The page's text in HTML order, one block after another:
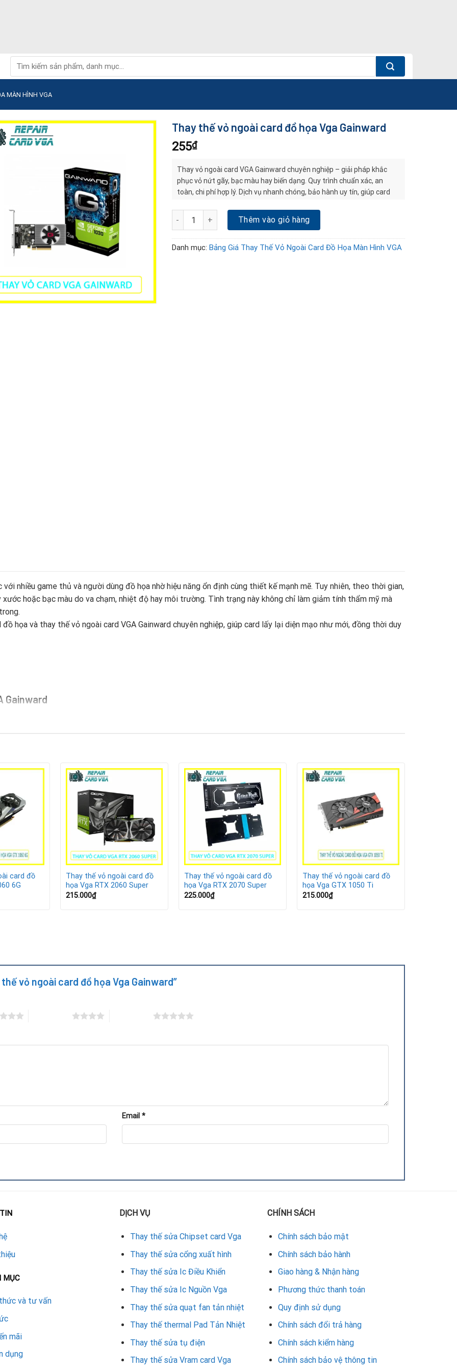
kiếm:
MÀN HÌNH VGA
Thay thế vỏ ngoài card đồ họa Vga Gainward
255₫
Thay vỏ ngoài card VGA Gainward chuyên nghiệp – giải pháp khắc
phục vỏ nứt gãy, bạc màu hay biến dạng. Quy trình chuẩn xác, an
toàn, chi phí hợp lý. Dịch vụ nhanh chóng, bảo hành uy tín, giúp card
Thay thế vỏ ngoài card đồ họa Vga Gainward số lượng
Thêm vào giỏ hàng
Danh mục: Bảng Giá Thay Thế Vỏ Ngoài Card Đồ Họa Màn Hình VGA
nhiều game thủ và người dùng đồ họa nhờ hiệu năng ổn định cùng thiết kế mạnh mẽ. Tuy nhiên, theo thời gian,
hoặc bạc màu do va chạm, nhiệt độ hay môi trường. Tình trạng này không chỉ làm giảm tính thẩm mỹ mà
họa và thay thế vỏ ngoài card VGA Gainward chuyên nghiệp, giúp card lấy lại diện mạo như mới, đồng thời duy
Gainward
màu của vỏ card.
nhiệt tốt hơn.
sử dụng.
Gainward
theo quy trình chuẩn, an toàn tuyệt đối cho thiết bị:
tình trạng vỏ.
thế phù hợp.
không gây hư hại.
bàn giao cho khách.
với VGA Gainward.
để đảm bảo an toàn.
hoạt động ổn định.
Gainward
– 700.000 VNĐ tùy theo loại vỏ thay thế và dòng card. Với những model cao cấp, giá có thể cao hơn do
tâm đều có chính sách bảo hành rõ ràng cho dịch vụ sửa card đồ họa này.
card đồ
6G
Thay thế vỏ ngoài card đồ
họa Vga RTX 2060 Super
215.000₫
Thay thế vỏ ngoài card đồ
họa Vga RTX 2070 Super
225.000₫
Thay thế vỏ ngoài card đồ
họa Vga GTX 1050 Ti
215.000₫
vỏ ngoài card đồ họa Vga Gainward”
Email *
MỤC
và tư vấn
mãi
dụng
DỊCH VỤ
Thay thế sửa Chipset card Vga
Thay thế sửa cổng xuất hình
Thay thế sửa Ic Điều Khiển
Thay thế sửa Ic Nguồn Vga
Thay thế sửa quạt fan tản nhiệt
Thay thế thermal Pad Tản Nhiệt
Thay thế sửa tụ điện
Thay thế sửa Vram card Vga
CHÍNH SÁCH
Chính sách bảo mật
Chính sách bảo hành
Giao hàng & Nhận hàng
Phương thức thanh toán
Quy định sử dụng
Chính sách đổi trả hàng
Chính sách kiểm hàng
Chính sách bảo vệ thông tin